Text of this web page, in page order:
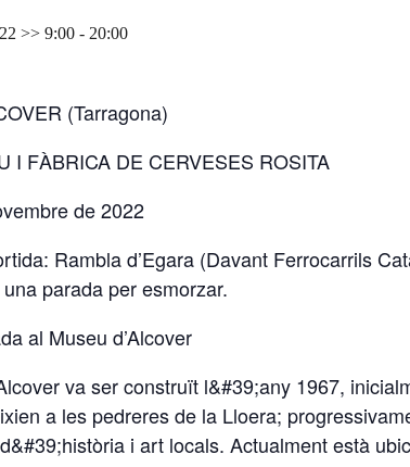
>> 9:00 - 20:00
(Tarragona)
I FÀBRICA DE CERVESES ROSITA
de 2022
Rambla d’Egara (Davant Ferrocarrils
parada per esmorzar.
al Museu d’Alcover
va ser construït l&#39;any 1967,
a les pedreres de la Lloera;
i art locals. Actualment està